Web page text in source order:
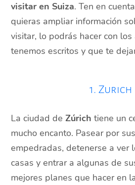
visitar en Suiza. Ten en
quieras ampliar información
visitar, lo podrás hacer con
tenemos escritos y que te
1. Zurich
La ciudad deZúrich tiene un
mucho encanto. Pasear por
empedradas, detenerse a ver
casas y entrar a algunas de
mejores planes que hacer en